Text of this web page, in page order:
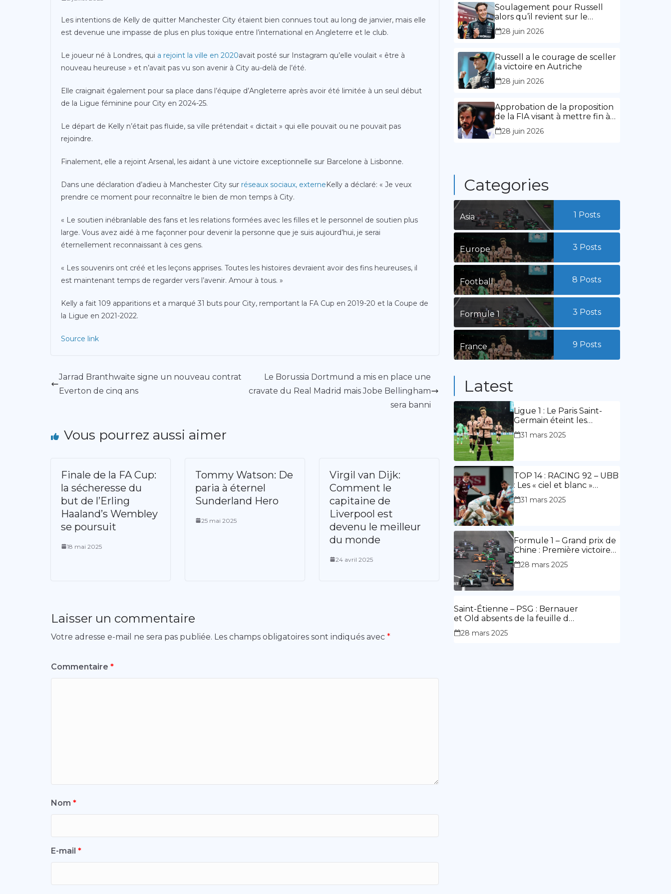
Les intentions de Kelly de quitter Manchester City étaient bien connues tout au long de janvier, mais elle
est devenue une impasse de plus en plus toxique entre l’international en Angleterre et le club.
Le joueur né à Londres, qui a rejoint la ville en 2020avait posté sur Instagram qu’elle voulait « être à
nouveau heureuse » et n’avait pas vu son avenir à City au-delà de l’été.
Elle craignait également pour sa place dans l’équipe d’Angleterre après avoir été limitée à un seul début
de la Ligue féminine pour City en 2024-25.
Le départ de Kelly n’était pas fluide, sa ville prétendait « dictait » qui elle pouvait ou ne pouvait pas
rejoindre.
Finalement, elle a rejoint Arsenal, les aidant à une victoire exceptionnelle sur Barcelone à Lisbonne.
Dans une déclaration d’adieu à Manchester City sur réseaux sociaux, externeKelly a déclaré: « Je veux
prendre ce moment pour reconnaître le bien de mon temps à City.
« Le soutien inébranlable des fans et les relations formées avec les filles et le personnel de soutien plus
large. Vous avez aidé à me façonner pour devenir la personne que je suis aujourd’hui, je serai
éternellement reconnaissant à ces gens.
« Les souvenirs ont créé et les leçons apprises. Toutes les histoires devraient avoir des fins heureuses, il
est maintenant temps de regarder vers l’avenir. Amour à tous. »
Kelly a fait 109 apparitions et a marqué 31 buts pour City, remportant la FA Cup en 2019-20 et la Coupe de
la Ligue en 2021-2022.
Source link
Jarrad Branthwaite signe un nouveau contrat
Everton de cinq ans
Le Borussia Dortmund a mis en place une
cravate du Real Madrid mais Jobe Bellingham
sera banni
Vous pourrez aussi aimer
Finale de la FA Cup:
la sécheresse du
but de l’Erling
Haaland’s Wembley
se poursuit
18 mai 2025
Tommy Watson: De
paria à éternel
Sunderland Hero
25 mai 2025
Virgil van Dijk:
Comment le
capitaine de
Liverpool est
devenu le meilleur
du monde
24 avril 2025
Laisser un commentaire
Votre adresse e-mail ne sera pas publiée. Les champs obligatoires sont indiqués avec *
Commentaire *
Nom *
E-mail *
l’expérience »
Soulagement pour Russell
alors qu’il revient sur le
chemin de la victoire
28 juin 2026
Russell a le courage de sceller
la victoire en Autriche
28 juin 2026
Approbation de la proposition
de la FIA visant à mettre fin à
la limitation des mandats de
présidence
28 juin 2026
Categories
Asia 1 Posts
Europe 3 Posts
Football 8 Posts
Formule 1 3 Posts
France 9 Posts
Latest
Ligue 1 : Le Paris Saint-
Germain éteint les
lumières du stade
Geoffroy Guichard. Stassin
31 mars 2025
TOP 14 : RACING 92 – UBB
: Les « ciel et blanc »
renouent avec la victoire
31 mars 2025
Formule 1 – Grand prix de
Chine : Première victoire
d’Hamilton en Rouge,
l’Aston Martin d’Alonso fait
28 mars 2025
Saint-Étienne – PSG : Bernauer
et Old absents de la feuille de
match.
28 mars 2025